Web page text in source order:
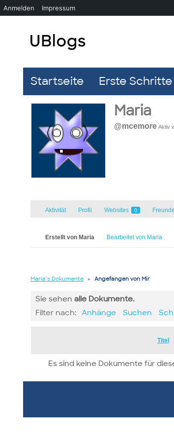
Startseite Erste Schritte
Maria
@mcemore Aktiv
Aktivität Profil Websites 0 Freunde
Erstellt von Maria Bearbeitet von Maria
Maria’s Dokumente ▸ Angefangen von Mir
Sie sehen alle Dokumente.
Filter nach: Anhänge Suchen
Titel
Es sind keine Dokumente für
Anmelden Impressum